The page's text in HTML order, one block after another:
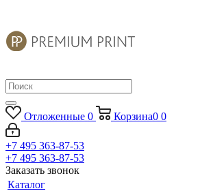
Отложенные 0 Корзина0 0
+7 495 363-87-53
+7 495 363-87-53
Заказать звонок
Каталог